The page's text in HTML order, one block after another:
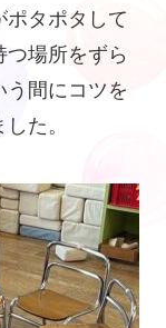
タポタして
場所をずら
う間にコツを
た。